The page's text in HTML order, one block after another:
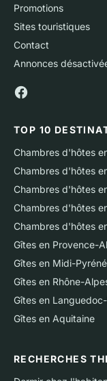
Promotions
Sites touristiques
Contact
Annonces
TOP 10
Chambres d'hôtes
Chambres d'hôtes
Chambres d'hôtes
Chambres d'hôtes
Chambres d'hôtes
Gîtes en Provence-
Gîtes en Midi-
Gîtes en Rhône-
Gîtes en
Gîtes en Aquitaine
RECHERCHES